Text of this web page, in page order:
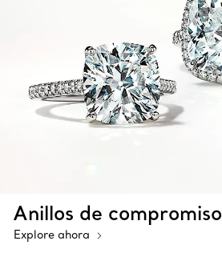
Anillos de compromiso
Explore ahora